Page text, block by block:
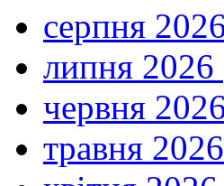
серпня
липня 2026
червня
травня